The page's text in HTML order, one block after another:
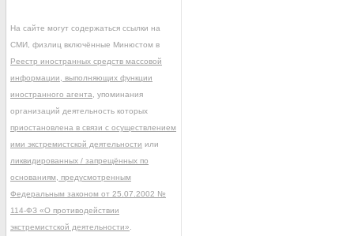
На сайте могут содержаться ссылки на
СМИ, физлиц включённые Минюстом в
Реестр иностранных средств массовой
информации, выполняющих функции
иностранного агента , упоминания
организаций деятельность которых
приостановлена в связи с осуществлением
ими экстремистской деятельности или
ликвидированных / запрещённых по
основаниям, предусмотренным
Федеральным законом от 25.07.2002 №
114-ФЗ «О противодействии
экстремистской деятельности»